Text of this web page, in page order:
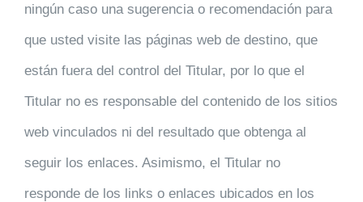
ningún caso una sugerencia o recomendación para
que usted visite las páginas web de destino, que
están fuera del control del Titular, por lo que el
Titular no es responsable del contenido de los sitios
web vinculados ni del resultado que obtenga al
seguir los enlaces. Asimismo, el Titular no
responde de los links o enlaces ubicados en los